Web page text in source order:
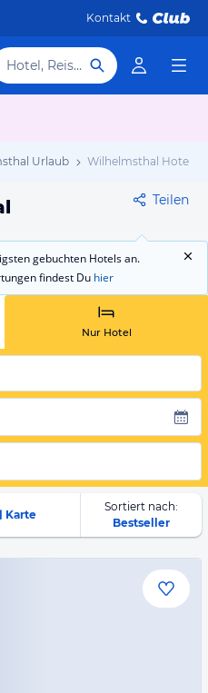
Kontakt
Hotel, Reiseziel
Urlaub Wilhelmsthal Hotels
Teilen
gebuchten Hotels an.
findest Du hier
Nur Hotel
Karte
Sortiert nach:
Bestseller